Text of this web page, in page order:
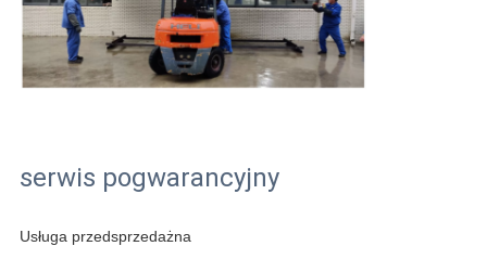
serwis pogwarancyjny
Usługa przedsprzedażna